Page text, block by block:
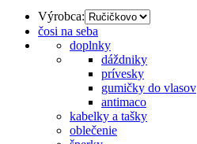
Výrobca:
čosi na seba
doplnky
dáždniky
prívesky
gumičky do vlasov
antimaco
kabelky a tašky
oblečenie